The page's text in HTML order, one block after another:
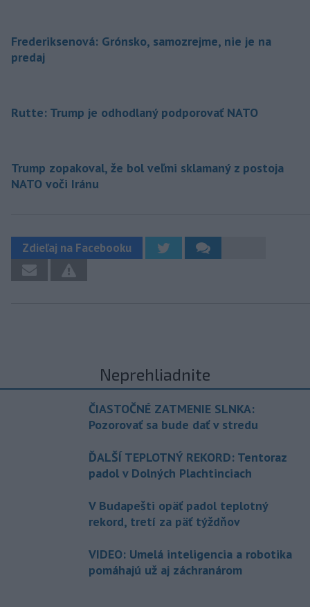
Frederiksenová: Grónsko, samozrejme, nie je na
predaj
Rutte: Trump je odhodlaný podporovať NATO
Trump zopakoval, že bol veľmi sklamaný z postoja
NATO voči Iránu
Zdieľaj na Facebooku
Neprehliadnite
ČIASTOČNÉ ZATMENIE SLNKA:
Pozorovať sa bude dať v stredu
ĎALŠÍ TEPLOTNÝ REKORD: Tentoraz
padol v Dolných Plachtinciach
V Budapešti opäť padol teplotný
rekord, tretí za päť týždňov
VIDEO: Umelá inteligencia a robotika
pomáhajú už aj záchranárom